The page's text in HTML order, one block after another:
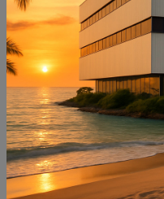
SFOGLIA I
NON